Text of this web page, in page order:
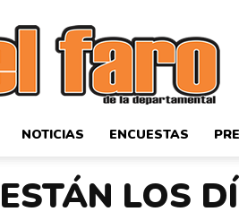
El
Faro
Deportivo
NOTICIAS ENCUESTAS
LOS